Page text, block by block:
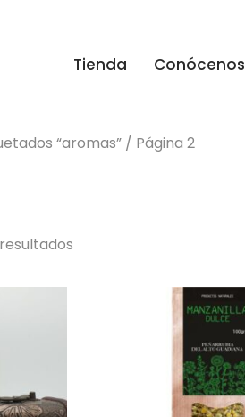
Tienda Conócenos
“aromas” / Página 2